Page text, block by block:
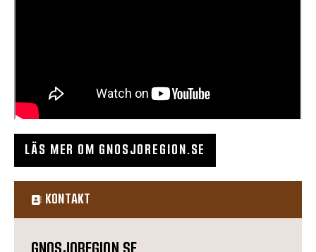
LÄS MER OM GNOSJOREGION.SE
KONTAKT